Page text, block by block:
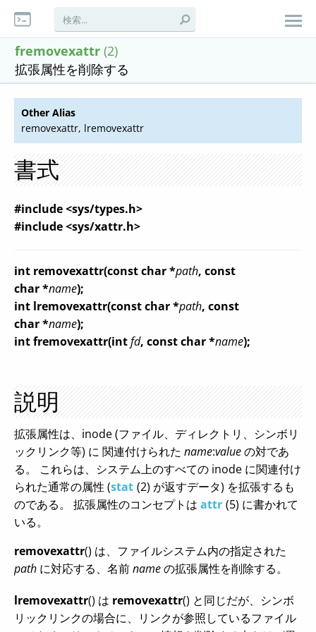
fremovexattr (2)
拡張属性を削除する
Other Alias
removexattr, lremovexattr
書式
#include <sys/types.h>
#include <sys/xattr.h>
int removexattr(const char *path, const
char *name);
int lremovexattr(const char *path, const
char *name);
int fremovexattr(intfd, const char *name);
説明
拡張属性は、inode (ファイル、ディレクトリ、シンボリ
ックリンク等) に 関連付けられた name:valueの対であ
る。 これらは、システム上のすべての inode に関連付け
られた通常の属性 (stat (2) が返すデータ) を拡張するも
のである。 拡張属性のコンセプトは attr (5) に書かれて
いる。
removexattr() は、ファイルシステム内の指定された
path に対応する、名前nameの拡張属性を削除する。
lremovexattr() は removexattr() と同じだが、シンボ
リックリンクの場合に、リンクが参照しているファイル